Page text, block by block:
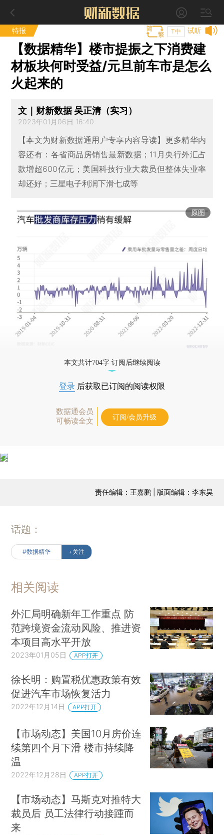
特报 试听
T中
【数据精华】楼市提振之下消费建
材板块何时受益/元旦前车市是怎么
火起来的
文｜财新数据 吴正清（实习）
2023年01月06日 16:40
【本文为财新数据通用户专享内容导读】更多精华内
容还有：各省商品房销售最新数据；11月央行外汇占
款增超600亿元；美国科技行业大裁员但整体失业率
却还好；三星电子利润下滑七成等
原图
本文共计704字 订阅后继续阅读
登录 后获取已订阅的阅读权限
数据通会员
可畅读全文
订阅/会员升级
责任编辑：王嘉鹏 | 版面编辑：李东昊
话题：
#数据精华 +关注
相关阅读
外汇局明确新年工作重点 防
范跨境资金流动风险、推进资
本项目高水平开放
2023年01月05日 APP打开
徐长明：购置税优惠政策有效
促进汽车市场恢复活力
2022年12月14日 APP打开
【市场动态】美国10月房价连
续第四个月下滑 楼市持续降
温
2022年12月28日 APP打开
【市场动态】马斯克对推特大
裁员后 员工法律行动接踵而
来